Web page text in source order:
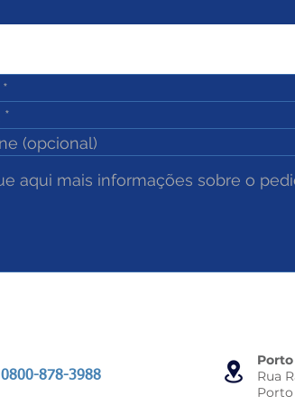
0800-878-3988
Rua
Porto